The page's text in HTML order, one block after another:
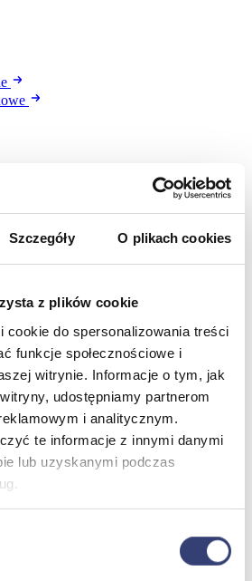
Szczegóły O plikach cookies
z plików cookie
cookie do spersonalizowania treści
funkcje społecznościowe i
witrynie. Informacje o tym, jak
udostępniamy partnerom
i analitycznym.
te informacje z innymi danymi
lub uzyskanymi podczas